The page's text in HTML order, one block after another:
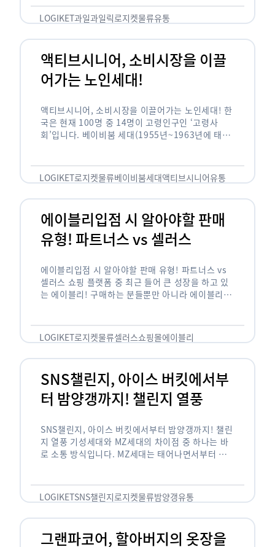
…
LOGIKET과일과일릭로지켓물류유통
액티브시니어, 소비시장을 이끌
어가는 노인세대!
액티브시니어, 소비시장을 이끌어가는 노인세대! 한
국은 현재 100명 중 14명이 고령인구인 ‘고령사
회’입니다. 베이비붐 세대(1955년~1963년에 태어
오고 있습니다. 하지만 사회가 늙어가는 …
LOGIKET로지켓물류베이비붐세대액티브시니어유통
에이블리입점 시 알아야할 판매
유형! 파트너스 vs 셀러스
에이블리입점 시 알아야할 판매 유형! 파트너스 vs
셀러스 쇼핑 플랫폼 중 최근 들어 큰 성장을 하고 있
는 에이블리! 구매하는 분들뿐만 아니라 에이블리에
LOGIKET로지켓물류셀러스쇼핑몰에이블리
SNS챌린지, 아이스 버킷에서부
터 밤양갱까지! 챌린지 열풍
SNS챌린지, 아이스 버킷에서부터 밤양갱까지! 챌린
지 열풍 기성세대와 MZ세대의 차이점 중 하나는 바
로 소통 방식입니다. MZ세대는 태어나면서부터 디
도 능숙한 …
LOGIKETSNS챌린지로지켓물류밤양갱유통
그랜파코어, 할아버지의 옷장을